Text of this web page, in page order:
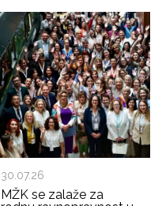
30.07.26
MŽK se zalaže za